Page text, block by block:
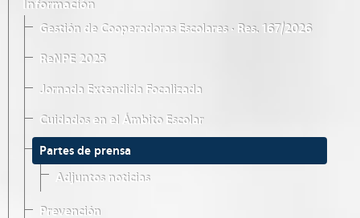
Información
Gestión de Cooperadoras Escolares · Res. 167/2026
ReNPE 2025
Jornada Extendida Focalizada
Cuidados en el Ámbito Escolar
Partes de prensa
Adjuntos noticias
Prevención